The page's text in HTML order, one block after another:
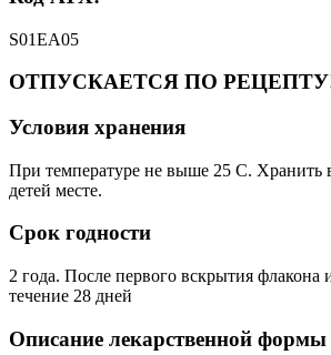
S01EA05
ОТПУСКАЕТСЯ ПО
Условия хранения
При температуре не выше 25 С. Хранить
детей месте.
Срок годности
2 года. После первого вскрытия флакона
течение 28 дней
Описание лекарственной формы